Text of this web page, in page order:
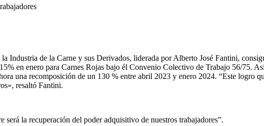
Industria de la Carne y sus Derivados, liderada por Alberto José Fantini,
en enero para Carnes Rojas bajo él Convenio Colectivo de Trabajo 56/75.
una recomposición de un 130 % entre abril 2023 y enero 2024. “Este logro
resaltó Fantini.
será la recuperación del poder adquisitivo de nuestros trabajadores”.